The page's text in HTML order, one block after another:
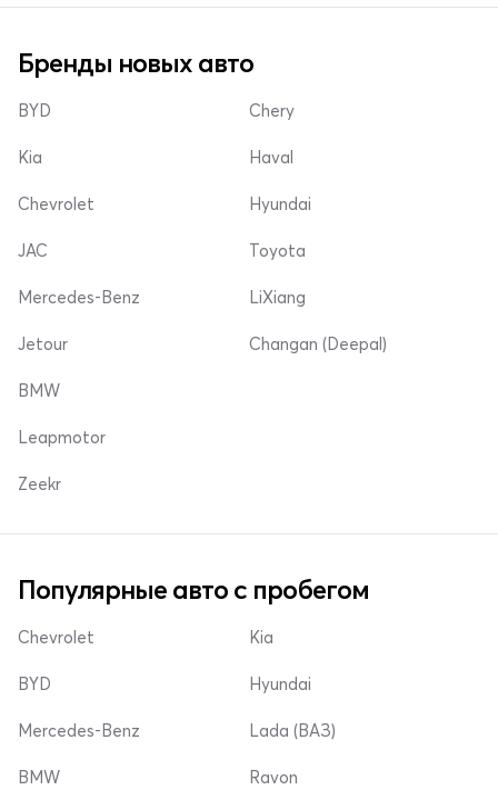
Бренды новых авто
BYD
Kia
Chevrolet
Chery
Haval
Hyundai
JAC
Mercedes-Benz
Jetour
Toyota
LiXiang
Changan (Deepal)
BMW
Leapmotor
Zeekr
Популярные авто с пробегом
Chevrolet
BYD
Mercedes-Benz
Kia
Hyundai
Lada (ВАЗ)
BMW Ravon